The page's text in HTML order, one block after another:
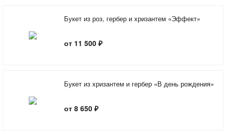
Букет из роз, гербер и хризантем «Эффект»
от 11 500 ₽
Букет из хризантем и гербер «В день рождения»
от 8 650 ₽